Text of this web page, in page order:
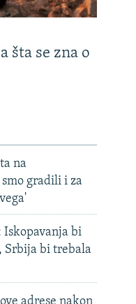
šta se zna o
na
gradili i za
Iskopavanja bi
Srbija bi trebala